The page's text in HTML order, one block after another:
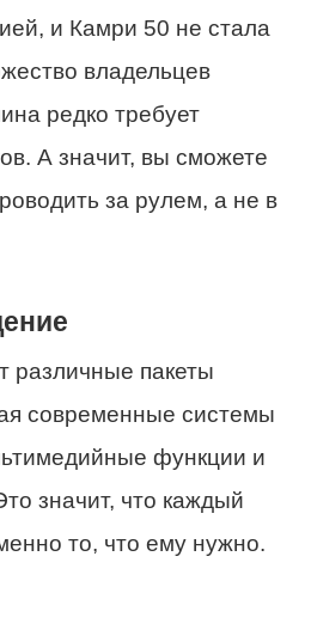
и Камри 50 не стала
владельцев
редко требует
А значит, вы сможете
за рулем, а не в
различные пакеты
современные системы
функции и
значит, что каждый
то, что ему нужно.